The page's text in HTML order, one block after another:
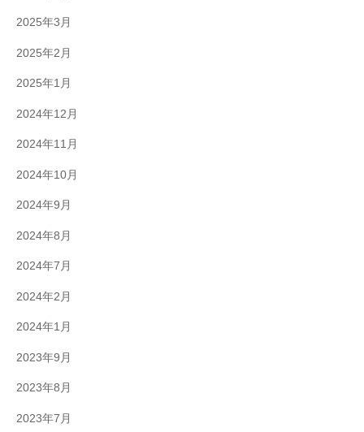
2025年3月
2025年2月
2025年1月
2024年12月
2024年11月
2024年10月
2024年9月
2024年8月
2024年7月
2024年2月
2024年1月
2023年9月
2023年8月
2023年7月